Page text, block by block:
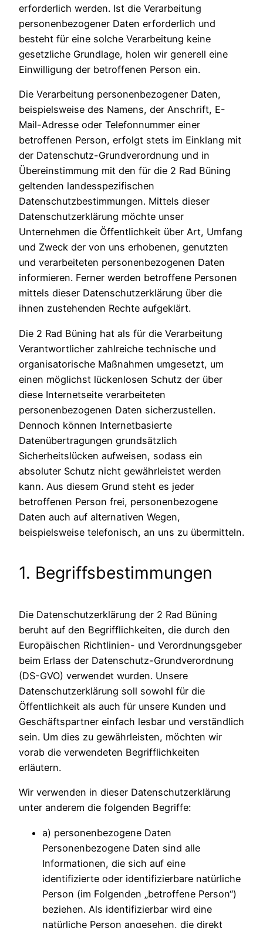
erforderlich werden. Ist die Verarbeitung
personenbezogener Daten erforderlich und
besteht für eine solche Verarbeitung keine
gesetzliche Grundlage, holen wir generell eine
Einwilligung der betroffenen Person ein.
Die Verarbeitung personenbezogener Daten,
beispielsweise des Namens, der Anschrift, E-
Mail-Adresse oder Telefonnummer einer
betroffenen Person, erfolgt stets im Einklang mit
der Datenschutz-Grundverordnung und in
Übereinstimmung mit den für die 2 Rad Büning
geltenden landesspezifischen
Datenschutzbestimmungen. Mittels dieser
Datenschutzerklärung möchte unser
Unternehmen die Öffentlichkeit über Art, Umfang
und Zweck der von uns erhobenen, genutzten
und verarbeiteten personenbezogenen Daten
informieren. Ferner werden betroffene Personen
mittels dieser Datenschutzerklärung über die
ihnen zustehenden Rechte aufgeklärt.
Die 2 Rad Büning hat als für die Verarbeitung
Verantwortlicher zahlreiche technische und
organisatorische Maßnahmen umgesetzt, um
einen möglichst lückenlosen Schutz der über
diese Internetseite verarbeiteten
personenbezogenen Daten sicherzustellen.
Dennoch können Internetbasierte
Datenübertragungen grundsätzlich
Sicherheitslücken aufweisen, sodass ein
absoluter Schutz nicht gewährleistet werden
kann. Aus diesem Grund steht es jeder
betroffenen Person frei, personenbezogene
Daten auch auf alternativen Wegen,
beispielsweise telefonisch, an uns zu übermitteln.
1. Begriffsbestimmungen
Die Datenschutzerklärung der 2 Rad Büning
beruht auf den Begrifflichkeiten, die durch den
Europäischen Richtlinien- und Verordnungsgeber
beim Erlass der Datenschutz-Grundverordnung
(DS-GVO) verwendet wurden. Unsere
Datenschutzerklärung soll sowohl für die
Öffentlichkeit als auch für unsere Kunden und
Geschäftspartner einfach lesbar und verständlich
sein. Um dies zu gewährleisten, möchten wir
vorab die verwendeten Begrifflichkeiten
erläutern.
Wir verwenden in dieser Datenschutzerklärung
unter anderem die folgenden Begriffe:
a) personenbezogene Daten
Personenbezogene Daten sind alle
Informationen, die sich auf eine
identifizierte oder identifizierbare natürliche
Person (im Folgenden „betroffene Person“)
beziehen. Als identifizierbar wird eine
natürliche Person angesehen, die direkt